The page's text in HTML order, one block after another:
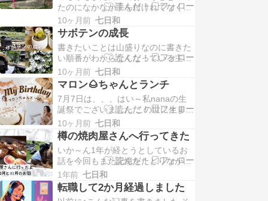
たのになかなか手を付けれてなく
て。。。 6月転職して環境も変わり
今までのストレスを発散とばかり平
日の休みには父ちゃん以外の友達と
ランチ行ったり、平日にしたいと思
ってたことを！！！なのでこれ […]
10ヶ月前 七日和
サボテンの成長
書きたいことは山盛りなのに書きた
い順番がわからなくなっている主
nanaでございます 書こうと思って
いたことを整理するのに撮りためて
た画像を見返していたらあれ？と思
うことがあったので整理しつつ先に
こちらを・・・・ さかのぼ […]
10ヶ月前 七日和
マロン🌰ちゃんとランチ
7月7日は、、、はい～私nanaの生
誕祭でございました この世に生まれ
て50数年経っておりますが、未だに
地理はさっぱり？日本地図ですら怪
しい。。世界地図なんてさらにわか
らん。。。そんな50ウンサイでござ
います。 本間はし […]
10ヶ月前 七日和
樽の焼肉屋さんへ行ってきた
いか～ん1年が経とうとしているお
話を今回もまた記憶をたどりなが
ら、、、、 昨年の11月のお
話。。。 昨年秋のフェスの翌週に遊
びに来て下さったXのフォロワーさ
1年前 七日和
転職して2か月経過しました